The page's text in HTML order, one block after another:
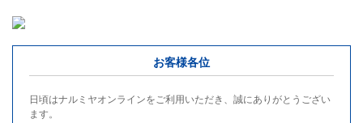
お客様各位
日頃はナルミヤオンラインをご利用いただき、誠にありがとうござい
ます。